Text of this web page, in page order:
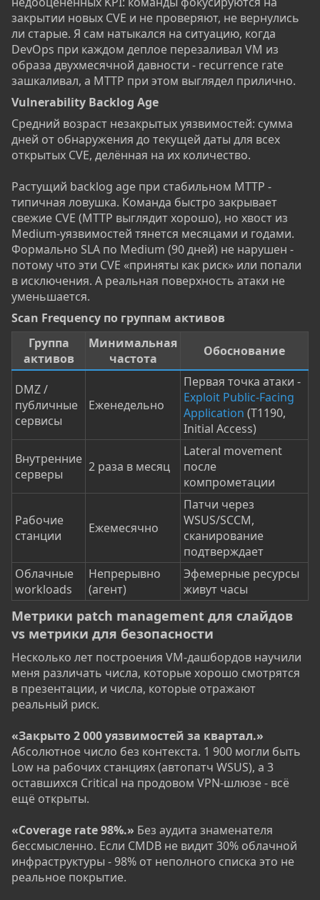
закрытии новых CVE и не проверяют, не вернулись
ли старые. Я сам натыкался на ситуацию, когда
DevOps при каждом деплое перезаливал VM из
образа двухмесячной давности - recurrence rate
зашкаливал, а MTTP при этом выглядел прилично.
Vulnerability Backlog Age​
Средний возраст незакрытых уязвимостей: сумма
дней от обнаружения до текущей даты для всех
открытых CVE, делённая на их количество.
Растущий backlog age при стабильном MTTP -
типичная ловушка. Команда быстро закрывает
свежие CVE (MTTP выглядит хорошо), но хвост из
Medium-уязвимостей тянется месяцами и годами.
Формально SLA по Medium (90 дней) не нарушен -
потому что эти CVE «приняты как риск» или попали
в исключения. А реальная поверхность атаки не
уменьшается.
Scan Frequency по группам активов​
Группа
активов
Минимальная
частота
Обоснование
DMZ /
публичные
сервисы
Еженедельно
Первая точка атаки -
Exploit Public-Facing
Application (T1190,
Initial Access)
Внутренние
серверы
2 раза в месяц
Lateral movement
после
компрометации
Рабочие
станции
Ежемесячно
Патчи через
WSUS/SCCM,
сканирование
подтверждает
Облачные
workloads
Непрерывно
(агент)
Эфемерные ресурсы
живут часы
Метрики patch management для слайдов
vs метрики для безопасности​
Несколько лет построения VM-дашбордов научили
меня различать числа, которые хорошо смотрятся
в презентации, и числа, которые отражают
реальный риск.
«Закрыто 2 000 уязвимостей за квартал.»
Абсолютное число без контекста. 1 900 могли быть
Low на рабочих станциях (автопатч WSUS), а 3
оставшихся Critical на продовом VPN-шлюзе - всё
ещё открыты.
«Coverage rate 98%.» Без аудита знаменателя
бессмысленно. Если CMDB не видит 30% облачной
инфраструктуры - 98% от неполного списка это не
реальное покрытие.